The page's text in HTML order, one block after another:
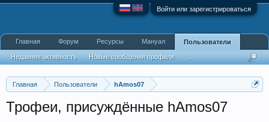
Войти или зарегистрироваться
Главная Пользователи hAmos07
Трофеи, присуждённые hAmos07
Главная Форум Ресурсы Мануал Пользователи
Недавняя активность Новые сообщения профиля